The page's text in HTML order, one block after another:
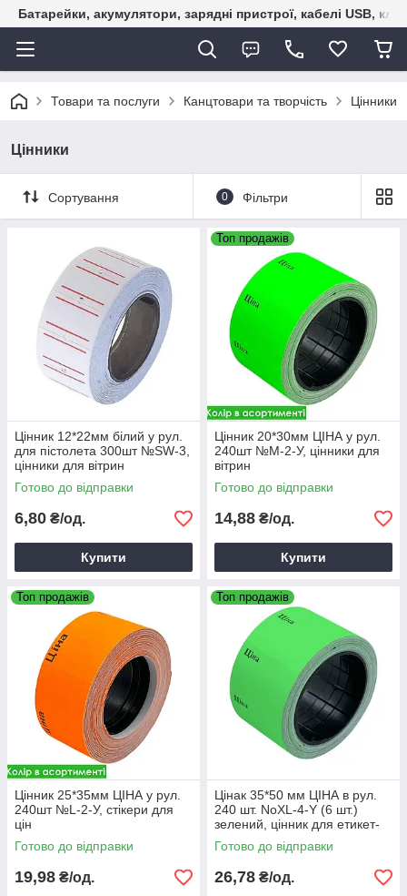
Батарейки, акумулятори, зарядні пристрої, кабелі USB,
Товари та послуги Канцтовари та творчість Цінники
Цінники
Сортування 0 Фільтри
Цінник 12*22мм білий у рул.
для пістолета 300шт №SW-3,
цінники для вітрин
Готово до відправки
6,80 ₴/од.
Купити
Топ продажів
Цінник 20*30мм ЦІНА у рул.
240шт №M-2-У, цінники для
вітрин
Готово до відправки
14,88 ₴/од.
Купити
Топ продажів
Цінник 25*35мм ЦІНА у рул.
240шт №L-2-У, стікери для
цін
Готово до відправки
19,98 ₴/од.
Топ продажів
Цінак 35*50 мм ЦІНА в рул.
240 шт. NoXL-4-Y (6 шт.)
зелений, цінник для етикет-
пістолета
Готово до відправки
26,78 ₴/од.